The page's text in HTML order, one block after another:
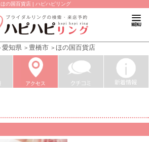
ほの国百貨店 | ハピハピリング
愛知県 豊橋市 ほの国百貨店